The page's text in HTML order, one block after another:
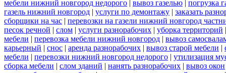
мебели нижний новгород недорого | вывоз газелью | погрузка
газель нижний новгород | услуги по демонтажу | заказать
сборщики на час | перевозки на газели нижний новгород
песок речной | слом | услуги разнорабочих | уборка территорий
мебели | перевозка мебели нижний новгород | вывоз
карьерный | снос | аренда разнорабочих | вывоз старой мебели |
мебели | перевозки нижний новгород недорого | утилизация
сборка мебели | слом зданий | нанять разнорабочих | вывоз окон